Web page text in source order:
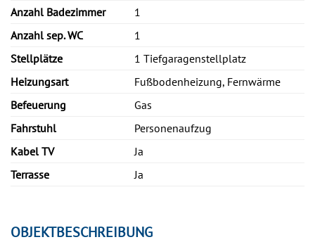
Anzahl Badezimmer
1
Anzahl sep. WC
1
Stellplätze
1 Tiefgaragenstellplatz
Heizungsart
Fußbodenheizung, Fernwärme
Befeuerung
Gas
Fahrstuhl
Personenaufzug
Kabel TV
Ja
Terrasse
Ja
OBJEKTBESCHREIBUNG